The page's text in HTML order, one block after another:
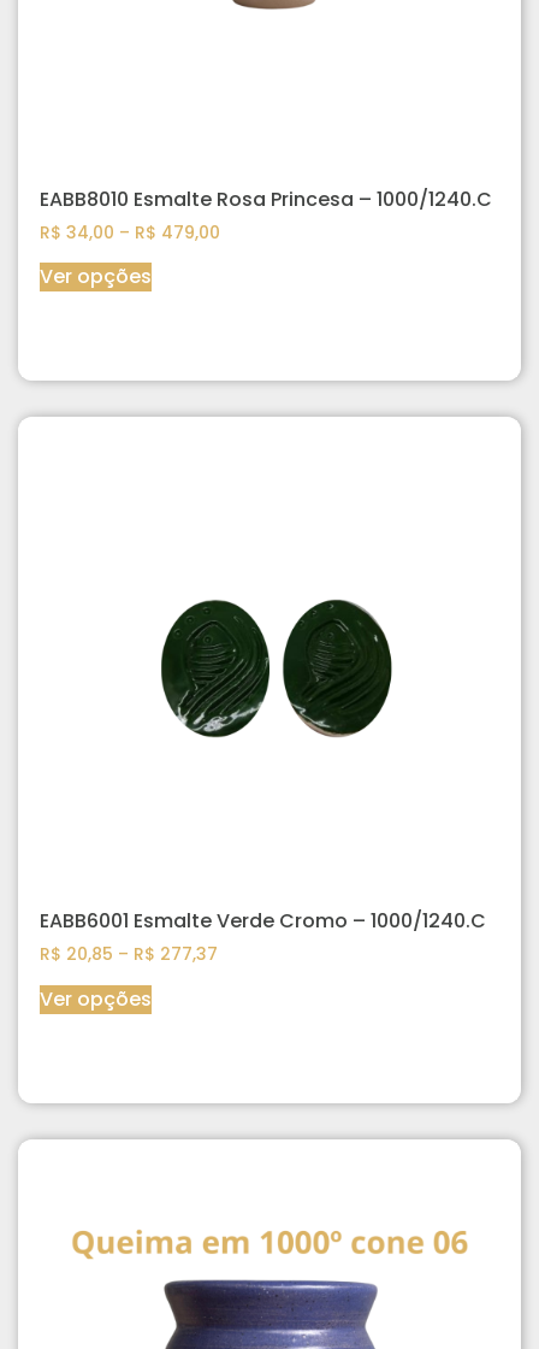
EABB8010 Esmalte Rosa Princesa – 1000/1240.C
R$ 34,00 – R$ 479,00
Ver opções
EABB6001 Esmalte Verde Cromo – 1000/1240.C
R$ 20,85 – R$ 277,37
Ver opções